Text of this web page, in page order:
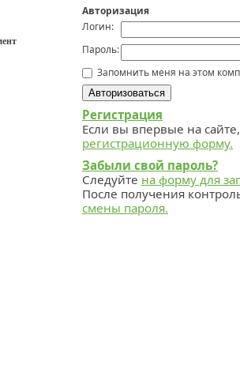
Авторизация
Логин:
Пароль:
Запомнить меня на этом
Регистрация
Если вы впервые на
регистрационную форму.
Забыли свой пароль?
Следуйте на форму для
После получения
смены пароля.